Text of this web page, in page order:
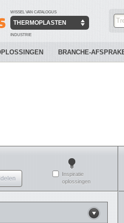
WISSEL VAN CATALOGUS
THERMOPLASTEN
INDUSTRIE
BRANCHE-
Inspiratie
oplossingen